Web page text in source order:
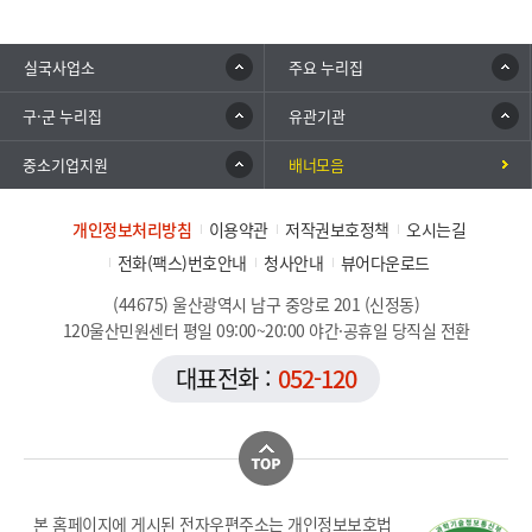
실국사업소 주요 누리집
구·군 누리집 유관기관
중소기업지원 배너모음
개인정보처리방침 이용약관 저작권보호정책
오시는길
전화(팩스)번호안내
청사안내
뷰어다운로드
(44675) 울산광역시 남구 중앙로 201 (신정동)
120울산민원센터 평일 09:00~20:00 야간·공휴일 당직실 전환
대표전화 : 052-120
본 홈페이지에 게시된 전자우편주소는 개인정보보호법